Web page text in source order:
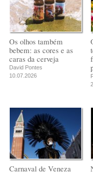
Os olhos também
bebem: as cores e as
caras da cerveja
David Pontes
10.07.2026
Carnaval de Veneza